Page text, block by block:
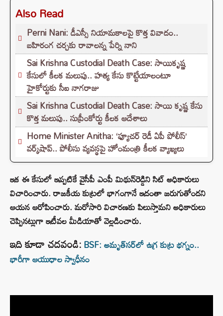
Also Read
Perni Nani: డీఎస్సీ నియామకాలపై కొత్త వివాదం..
బహిరంగ చర్చకు రావాలన్న పేర్ని నాని
Sai Krishna Custodial Death Case: సాయికృష్ణ
కేసులో కీలక మలుపు.. హత్య కేసు కొట్టేయాలంటూ
హైకోర్టుకు సీఐ నాగరాజు
Sai Krishna Custodial Death Case: సాయి కృష్ణ కేసు
కొత్త మలుపు.. సుప్రీంకోర్టు కీలక ఆదేశాలు
Home Minister Anitha: ‘ఫ్యూచర్ రెడీ ఏపీ పోలీస్’
వర్క్‌షాప్.. పోలీసు వ్యవస్థపై హోంమంత్రి కీలక వ్యాఖ్యలు
ఇక ఈ కేసులో ఇప్పటికే వైసీపీ ఎంపీ మిథున్‌రెడ్డిని సిట్ అధికారులు
విచారించారు. రాజకీయ కుట్రలో భాగంగానే ఇదంతా జరుగుతోందని
ఆయన ఆరోపించారు. మరోసారి విచారణకు పిలుస్తామని అధికారులు
చెప్పినట్లుగా ఇటీవల మీడియాతో వెల్లడించారు.
ఇది కూడా చదవండి:BSF: అమృత్‌సర్‌లో ఉగ్ర కుట్ర భగ్నం..
భారీగా ఆయుధాల స్వాధీనం